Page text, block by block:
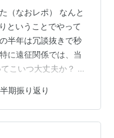
（なおレポ） なんと
ということでやって
半年は冗談抜きで秒
に遠征関係では、当
こいつ大丈夫か？ 死
スメにあがるのや
とラジオと遠征の半
と共に これで2年連続
期振り返り